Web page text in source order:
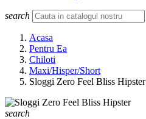
search
Acasa
Pentru Ea
Chiloti
Maxi/Hisper/Short
Sloggi Zero Feel Bliss Hipster
search